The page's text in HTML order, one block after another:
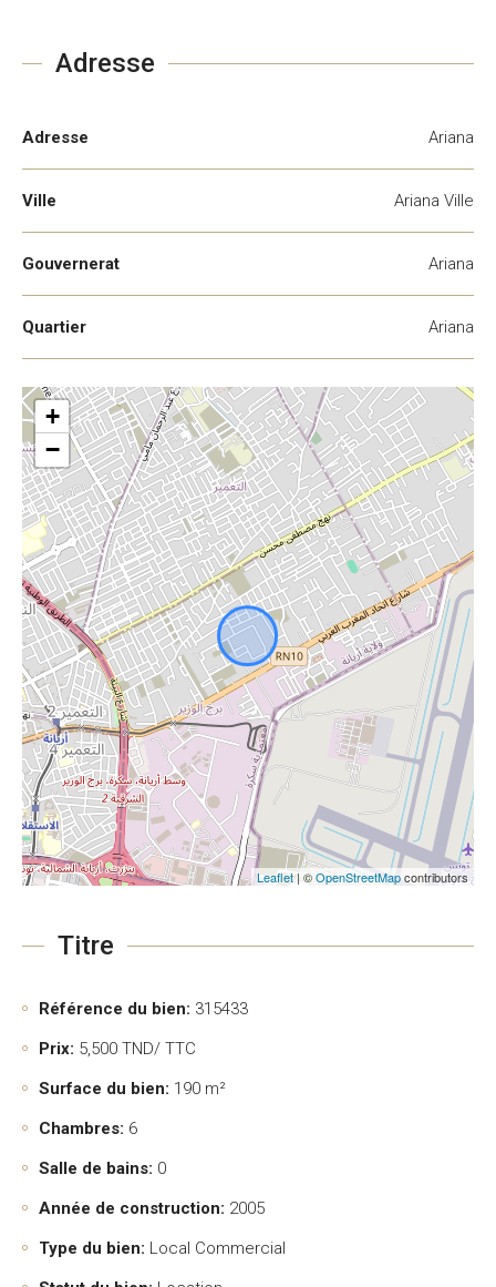
Adresse
Adresse Ariana
Ville Ariana Ville
Gouvernerat Ariana
Quartier Ariana
+
−
Leaflet| ©OpenStreetMapcontributors
Titre
Référence du bien: 315433
Prix: 5,500 TND/ TTC
Surface du bien: 190 m²
Chambres: 6
Salle de bains: 0
Année de construction: 2005
Type du bien: Local Commercial